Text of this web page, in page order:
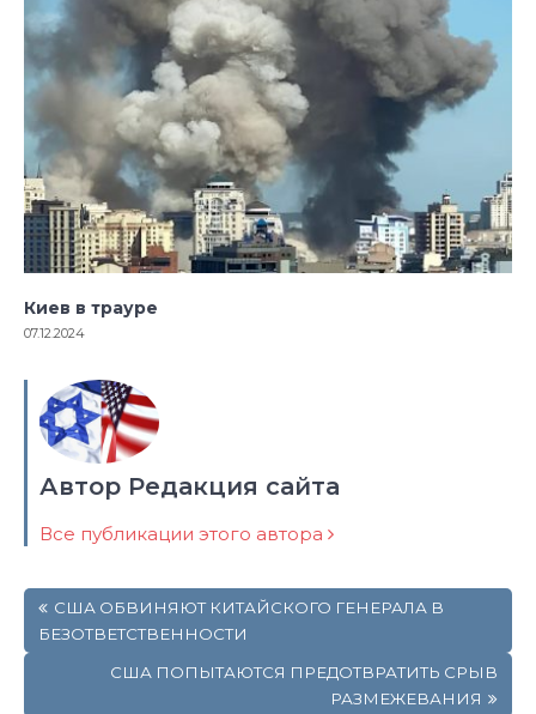
Киев в трауре
07.12.2024
Автор Редакция сайта
Все публикации этого автора
по
записям
США ОБВИНЯЮТ КИТАЙСКОГО ГЕНЕРАЛА В
БЕЗОТВЕТСТВЕННОСТИ
США ПОПЫТАЮТСЯ ПРЕДОТВРАТИТЬ СРЫВ
РАЗМЕЖЕВАНИЯ